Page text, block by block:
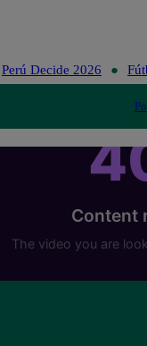
Perú Decide 2026